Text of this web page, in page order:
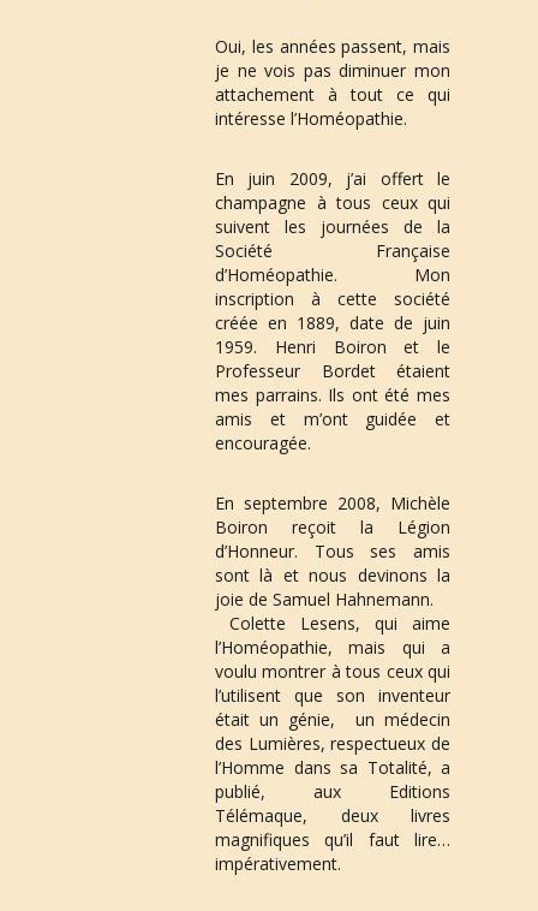
Oui, les années passent, mais
je ne vois pas diminuer mon
attachement à tout ce qui
intéresse l’Homéopathie.
En juin 2009, j’ai offert le
champagne à tous ceux qui
suivent les journées de la
Société Française
d’Homéopathie. Mon
inscription à cette société
créée en 1889, date de juin
1959. Henri Boiron et le
Professeur Bordet étaient
mes parrains. Ils ont été mes
amis et m’ont guidée et
encouragée.
En septembre 2008, Michèle
Boiron reçoit la Légion
d’Honneur. Tous ses amis
sont là et nous devinons la
joie de Samuel Hahnemann.
l’Homéopathie, mais qui a
voulu montrer à tous ceux qui
l’utilisent que son inventeur
était un génie,  un médecin
des Lumières, respectueux de
l’Homme dans sa Totalité, a
publié, aux Editions
Télémaque, deux livres
magnifiques qu’il faut lire…
impérativement.